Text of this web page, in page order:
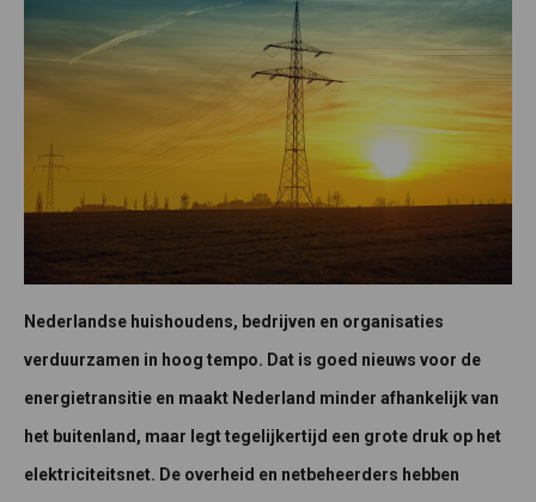
Nederlandse huishoudens, bedrijven en organisaties
verduurzamen in hoog tempo. Dat is goed nieuws voor de
energietransitie en maakt Nederland minder afhankelijk van
het buitenland, maar legt tegelijkertijd een grote druk op het
elektriciteitsnet. De overheid en netbeheerders hebben